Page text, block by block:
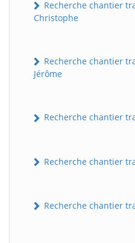
Recherche chantier
Christophe
Recherche chantier
Jérôme
Recherche chantier
Recherche chantier
Recherche chantier